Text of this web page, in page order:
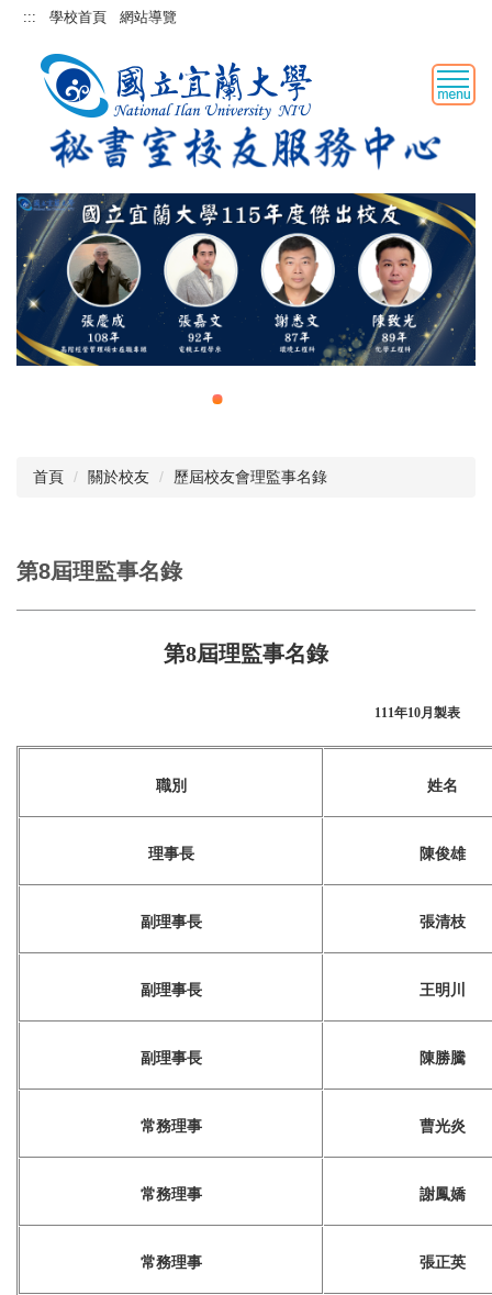
跳::: 學校首頁 網站導覽
首頁 關於校友 歷屆校友會理監事名錄
第8屆理監事名錄
第8屆理監事名錄
111年10月製表
職別 姓名
理事長 陳俊雄
副理事長 張清枝
副理事長 王明川
副理事長 陳勝騰
常務理事 曹光炎
常務理事 謝鳳嬌
常務理事 張正英